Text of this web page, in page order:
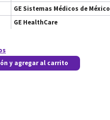
GE Sistemas Médicos de México
GE HealthCare
y agregar al carrito